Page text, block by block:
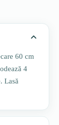
60 cm
4
Lasă